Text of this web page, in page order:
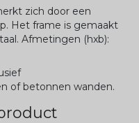
zich door een
Het frame is gemaakt
Afmetingen (hxb):
of betonnen wanden.